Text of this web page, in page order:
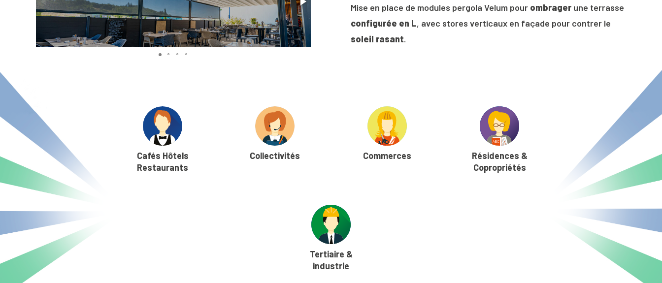
Mise en place de modules pergola Velum pour ombrager une terrasse
configurée en L, avec stores verticaux en façade pour contrer le
soleil rasant.
Cafés Hôtels
Restaurants
Collectivités Commerces
Résidences &
Copropriétés
Tertiaire &
industrie